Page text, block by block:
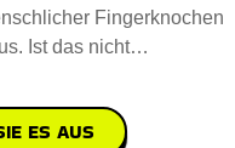
Fingerknochen
Ist das nicht
ES AUS